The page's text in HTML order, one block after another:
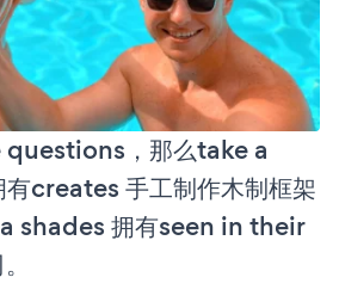
questions，那么take a
creates 手工制作木制框架
shades 拥有seen in their